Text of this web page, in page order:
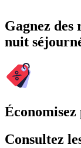
Gagnez des
nuit
Consultez